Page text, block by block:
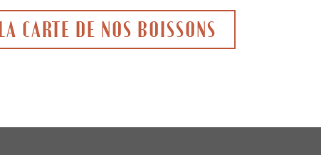
CARTE DE NOS BOISSONS